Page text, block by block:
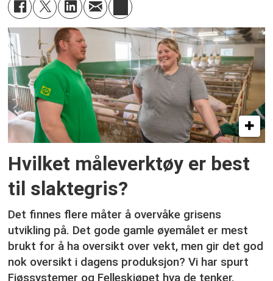
Hvilket måleverktøy er best
til slaktegris?
Det finnes flere måter å overvåke grisens
utvikling på. Det gode gamle øyemålet er mest
brukt for å ha oversikt over vekt, men gir det god
nok oversikt i dagens produksjon? Vi har spurt
Fjøssystemer og Felleskjøpet hva de tenker.